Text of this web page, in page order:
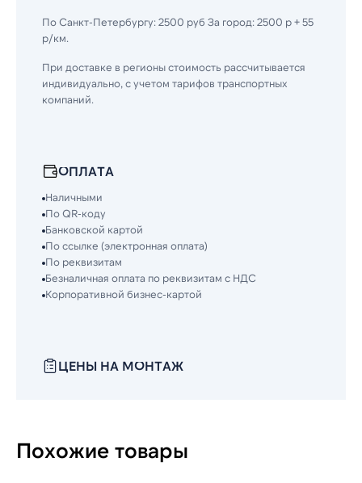
По Санкт-Петербургу: 2500 руб За город: 2500 р + 55
р/км.
При доставке в регионы стоимость рассчитывается
индивидуально, с учетом тарифов транспортных
компаний.
ОПЛАТА
Наличными
По QR-коду
Банковской картой
По ссылке (электронная оплата)
По реквизитам
Безналичная оплата по реквизитам с НДС
Корпоративной бизнес-картой
ЦЕНЫ НА МОНТАЖ
Похожие товары